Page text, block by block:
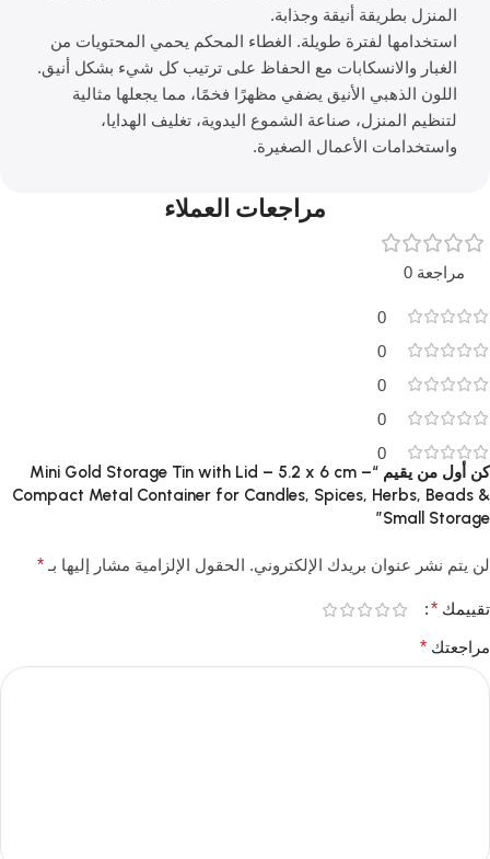
المنزل بطريقة أنيقة وجذابة.
استخدامها لفترة طويلة. الغطاء المحكم يحمي المحتويات من
الغبار والانسكابات مع الحفاظ على ترتيب كل شيء بشكل أنيق.
اللون الذهبي الأنيق يضفي مظهرًا فخمًا، مما يجعلها مثالية
لتنظيم المنزل، صناعة الشموع اليدوية، تغليف الهدايا،
واستخدامات الأعمال الصغيرة.
مراجعات العملاء
مراجعة 0
0
0
0
0
0
كن أول من يقيم “Mini Gold Storage Tin with Lid – 5.2 x 6 cm –
Compact Metal Container for Candles, Spices, Herbs, Beads &
Small Storage”
لن يتم نشر عنوان بريدك الإلكتروني. الحقول الإلزامية مشار إليها بـ *
تقييمك *
مراجعتك *